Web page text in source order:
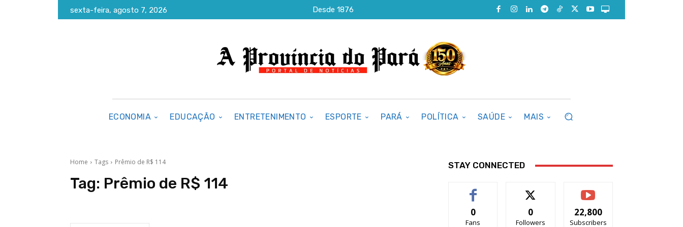
sexta-feira, agosto 7, 2026 Desde 1876
ECONOMIA EDUCAÇÃO ENTRETENIMENTO ESPORTE PARÁ POLÍTICA SAÚDE MAIS
Home Tags Prêmio de R$ 114
Tag: Prêmio de R$ 114
STAY CONNECTED
0
Fans
0
Followers
22,800
Subscribers